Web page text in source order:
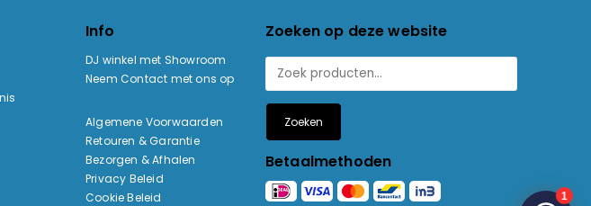
Info
DJ winkel met Showroom
Neem Contact met ons op
Algemene Voorwaarden
Retouren & Garantie
Bezorgen & Afhalen
Privacy Beleid
Cookie Beleid
Zoeken op deze website
Zoeken
Betaalmethoden